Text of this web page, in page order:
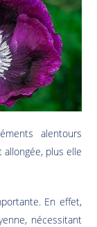
alentours
plus elle
En effet,
nécessitant